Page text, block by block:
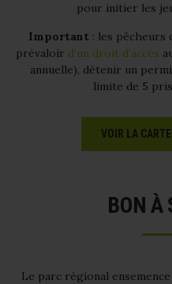
pour initier les
Important : les pêcheurs
prévaloir d’un droit d’accès
annuelle), détenir un
limite de 5
VOIR LA
BON À
Le parc régional